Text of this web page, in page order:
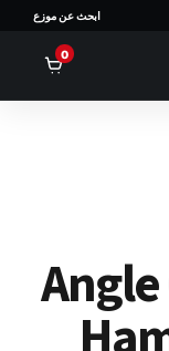
ابحث عن موزع
0